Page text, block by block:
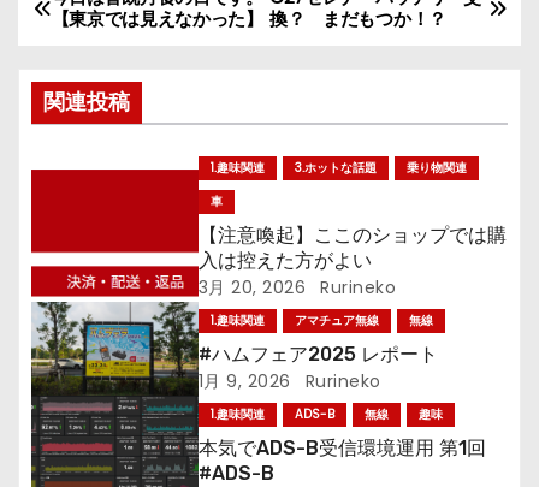
投
ナ
ビ
ー
シ
ョ
ン
換？ まだもつか！？
【東京では見えなかった】
関連投稿
1.趣味関連 3.ホットな話題
乗り物関連
車
【注意喚起】ここのショップでは購
入は控えた方がよい
3月 20, 2026 Rurineko
1.趣味関連 アマチュア無線 無線
#ハムフェア2025 レポート
1月 9, 2026 Rurineko
1.趣味関連 ADS-B 無線 趣味
本気でADS-B受信環境運用 第1回
#ADS-B